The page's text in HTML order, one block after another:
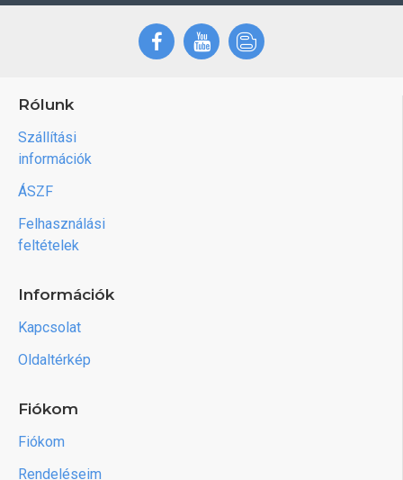
Rólunk
Szállítási
információk
ÁSZF
Felhasználási
feltételek
Információk
Kapcsolat
Oldaltérkép
Fiókom
Fiókom
Rendeléseim